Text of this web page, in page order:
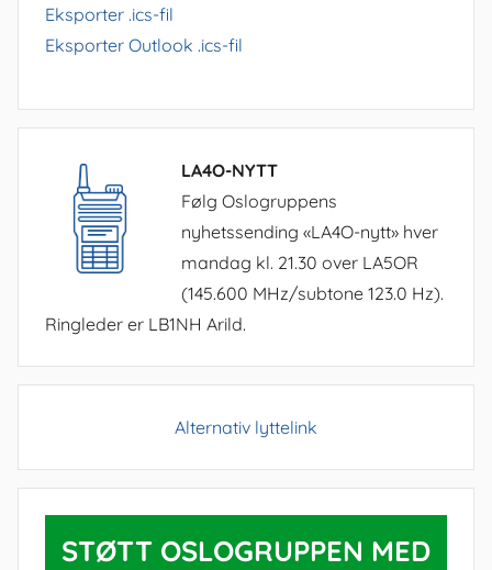
Eksporter .ics-fil
Eksporter Outlook .ics-fil
LA4O-NYTT
Følg Oslogruppens
nyhetssending «LA4O-nytt» hver
mandag kl. 21.30 over LA5OR
(145.600 MHz/subtone 123.0 Hz).
Ringleder er LB1NH Arild.
Alternativ lyttelink
STØTT OSLOGRUPPEN MED